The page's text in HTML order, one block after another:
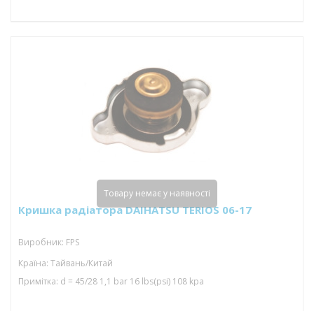
Кришка радіатора DAIHATSU TERIOS 06-17
Виробник: FPS
Країна: Тайвань/Китай
Примітка: d = 45/28 1,1 bar 16 lbs(psi) 108 kpa
Товару немає у наявності